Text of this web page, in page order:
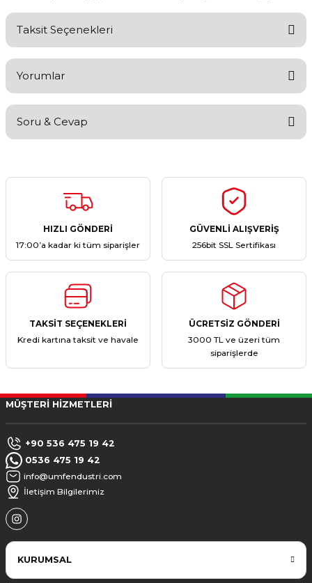
Taksit Seçenekleri
Yorumlar
Yorum Yaz
Soru & Cevap
Ürün hakkında henüz soru sorulmamış.
HIZLI GÖNDERİ
17:00’a kadar ki tüm siparişler
GÜVENLİ ALIŞVERİŞ
256bit SSL Sertifikası
TAKSİT SEÇENEKLERİ
Kredi kartına taksit ve havale
ÜCRETSİZ GÖNDERİ
3000 TL ve üzeri tüm
siparişlerde
MÜŞTERİ HİZMETLERİ
+90 536 475 19 42
0536 475 19 42
info@umfendustri.com
İletişim Bilgilerimiz
KURUMSAL